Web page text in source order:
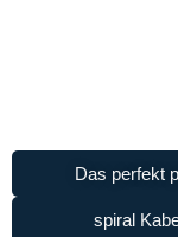
Das perfekt
spiral